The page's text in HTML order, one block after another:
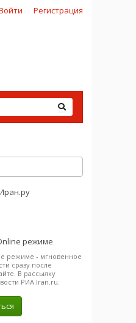
Регистрация
режиме
режиме - мгновенное
сразу после
В рассылку
РИА Iran.ru.